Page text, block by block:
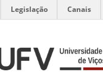
Legislação Canais